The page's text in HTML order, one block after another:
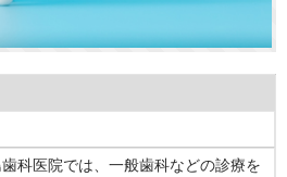
科医院では、一般歯科などの診療を